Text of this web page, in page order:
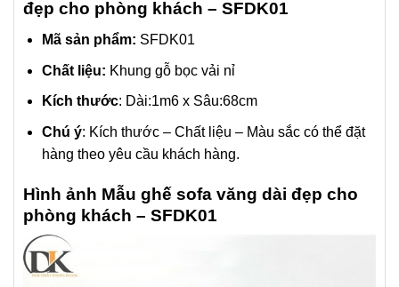
đẹp cho phòng khách – SFDK01
Mã sản phẩm: SFDK01
Chất liệu: Khung gỗ bọc vải nỉ
Kích thước: Dài:1m6 x Sâu:68cm
Chú ý: Kích thước – Chất liệu – Màu sắc có thể đặt
hàng theo yêu cầu khách hàng.
Hình ảnh Mẫu ghế sofa văng dài đẹp cho
phòng khách – SFDK01